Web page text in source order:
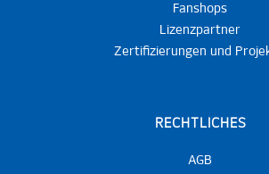
Fanshops
Lizenzpartner
Zertifizierungen und
RECHTLICHES
AGB